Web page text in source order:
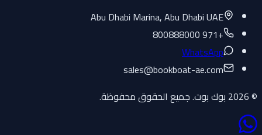
Abu Dhabi Marina, Abu Dhabi UAE
+971 800888000
WhatsApp
sales@bookboat-ae.com
© 2026 بوك بوت. جميع الحقوق محفوظة.